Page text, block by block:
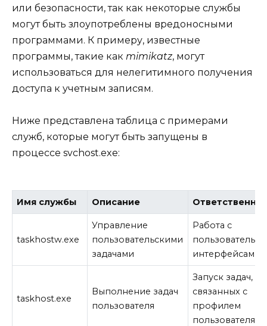
или безопасности, так как некоторые службы
могут быть злоупотреблены вредоносными
программами. К примеру, известные
программы, такие как mimikatz, могут
использоваться для нелегитимного получения
доступа к учетным записям.
Ниже представлена таблица с примерами
служб, которые могут быть запущены в
процессе svchost.exe:
Имя службы Описание
taskhostw.exe
Управление
пользовательскими
задачами
Работа с
интерфейсами
taskhost.exe
Выполнение задач
пользователя
Запуск задач,
связанных с
профилем
пользователя